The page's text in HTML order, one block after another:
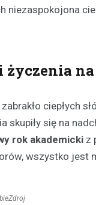
niezaspokojona
ciepłych
skupiły się na
rok akademicki z
wszystko jest